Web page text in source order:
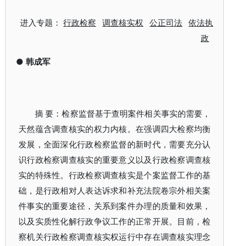
进入专题：行政检察 调查核实权 公正司法 依法执
政
● 韩成军
摘 要：检察监督基于查明案件相关事实的需要，
天然蕴含调查核实的权力内核。在强调四大检察均衡
发展，全面深化行政检察监督的新时代，需要充分认
识行政检察调查核实的重要意义以及行政检察调查核
实的特殊性。行政检察调查核实是个案监督工作的基
础，是行政相对人表达诉求和补充法院卷宗外相关案
件事实的重要途径，关系到案件办理的质量和效果，
以及实质性化解行政争议工作的正常开展。目前，检
察机关行政检察调查核实权运行中存在调查核实理念